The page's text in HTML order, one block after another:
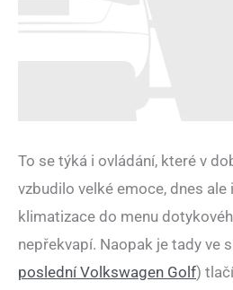
To se týká i ovládání, které v
vzbudilo velké emoce, dnes
klimatizace do menu
nepřekvapí. Naopak je tady ve
poslední Volkswagen Golf)